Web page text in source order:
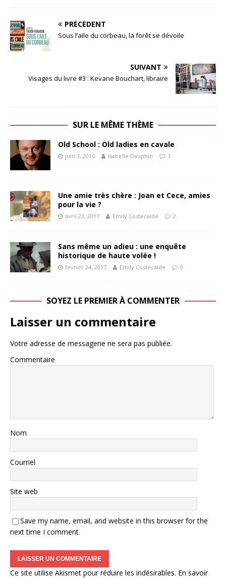
PRÉCÉDENT
Sous l’aile du corbeau, la forêt se dévoile
SUIVANT
Visages du livre #3 : Kevane Bouchart, libraire
SUR LE MÊME THÈME
Old School : Old ladies en cavale
juin 3, 2016 Isabelle Dauphin 1
Une amie très chère : Joan et Cece, amies
pour la vie ?
avril 23, 2017 Emily Costecalde 2
Sans même un adieu : une enquête
historique de haute volée !
février 24, 2017 Emily Costecalde 0
SOYEZ LE PREMIER À COMMENTER
Laisser un commentaire
Votre adresse de messagerie ne sera pas publiée.
Commentaire
Nom
Courriel
Site web
Save my name, email, and website in this browser for the
next time I comment.
Ce site utilise Akismet pour réduire les indésirables. En savoir